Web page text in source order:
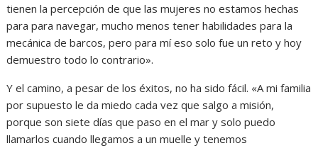
tienen la percepción de que las mujeres no estamos hechas
para para navegar, mucho menos tener habilidades para la
mecánica de barcos, pero para mí eso solo fue un reto y hoy
demuestro todo lo contrario».
Y el camino, a pesar de los éxitos, no ha sido fácil. «A mi familia
por supuesto le da miedo cada vez que salgo a misión,
porque son siete días que paso en el mar y solo puedo
llamarlos cuando llegamos a un muelle y tenemos